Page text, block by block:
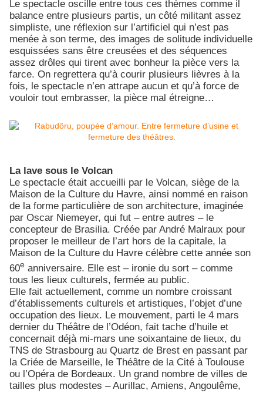
Le spectacle oscille entre tous ces thèmes comme il
balance entre plusieurs partis, un côté militant assez
simpliste, une réflexion sur l’artificiel qui n’est pas
menée à son terme, des images de solitude individuelle
esquissées sans être creusées et des séquences
assez drôles qui tirent avec bonheur la pièce vers la
farce. On regrettera qu’à courir plusieurs lièvres à la
fois, le spectacle n’en attrape aucun et qu’à force de
vouloir tout embrasser, la pièce mal étreigne…
La lave sous le Volcan
Le spectacle était accueilli par le Volcan, siège de la
Maison de la Culture du Havre, ainsi nommé en raison
de la forme particulière de son architecture, imaginée
par Oscar Niemeyer, qui fut – entre autres – le
concepteur de Brasilia. Créée par André Malraux pour
proposer le meilleur de l’art hors de la capitale, la
Maison de la Culture du Havre célèbre cette année son
60e anniversaire. Elle est – ironie du sort – comme
tous les lieux culturels, fermée au public.
Elle fait actuellement, comme un nombre croissant
d’établissements culturels et artistiques, l’objet d’une
occupation des lieux. Le mouvement, parti le 4 mars
dernier du Théâtre de l’Odéon, fait tache d’huile et
concernait déjà mi-mars une soixantaine de lieux, du
TNS de Strasbourg au Quartz de Brest en passant par
la Criée de Marseille, le Théâtre de la Cité à Toulouse
ou l’Opéra de Bordeaux. Un grand nombre de villes de
tailles plus modestes – Aurillac, Amiens, Angoulême,